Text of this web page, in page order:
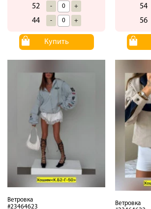
52 - +
44 - +
Купить
54
56
Ветровка
#23464623
Ветровка